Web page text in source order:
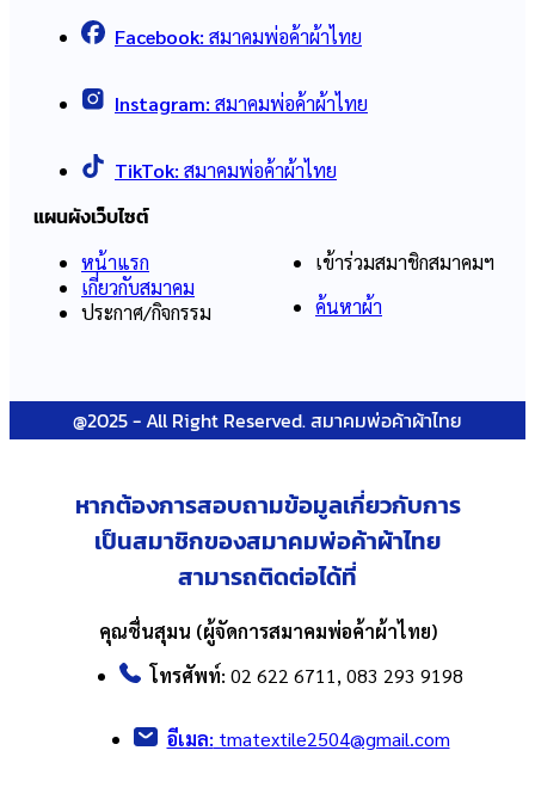
Facebook: สมาคมพ่อค้าผ้าไทย
Instagram: สมาคมพ่อค้าผ้าไทย
TikTok: สมาคมพ่อค้าผ้าไทย
แผนผังเว็บไซต์
หน้าแรก
เกี่ยวกับสมาคม
ประกาศ/กิจกรรม
เข้าร่วมสมาชิกสมาคมฯ
ค้นหาผ้า
@2025 - All Right Reserved. สมาคมพ่อค้าผ้าไทย
หากต้องการสอบถามข้อมูลเกี่ยวกับการ
เป็นสมาชิกของสมาคมพ่อค้าผ้าไทย
สามารถติดต่อได้ที่
คุณชื่นสุมน (ผู้จัดการสมาคมพ่อค้าผ้าไทย)
โทรศัพท์: 02 622 6711, 083 293 9198
อีเมล: tmatextile2504@gmail.com